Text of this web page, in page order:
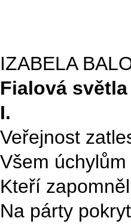
IZABELA
Fialová světla
I.
Veřejnost
Všem úchylům
Kteří
Na párty